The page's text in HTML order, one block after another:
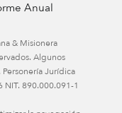
Anual
& Misionera
Algunos
Jurídica
890.000.091-1